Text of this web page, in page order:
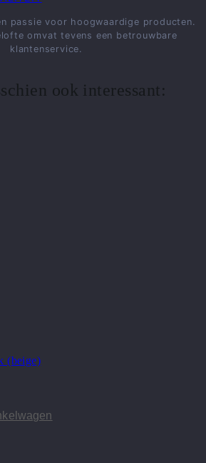
passie voor hoogwaardige producten.
omvat tevens een betrouwbare
klantenservice.
ook interessant:
(beige)